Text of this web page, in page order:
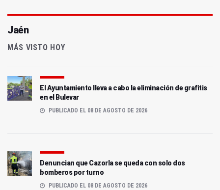
Jaén
MÁS VISTO HOY
El Ayuntamiento lleva a cabo la eliminación de grafitis
en el Bulevar
PUBLICADO EL 08 DE AGOSTO DE 2026
Denuncian que Cazorla se queda con solo dos
bomberos por turno
PUBLICADO EL 08 DE AGOSTO DE 2026